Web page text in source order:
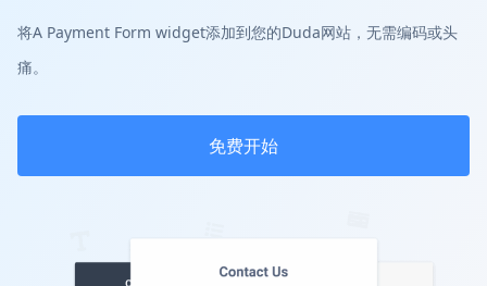
将A Payment Form widget添加到您的Duda网站，无需编码或头
痛。
免费开始